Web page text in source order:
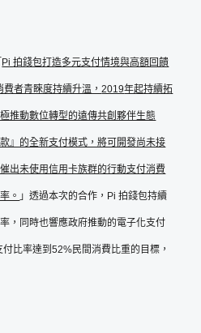
Pi拍錢包打造多元支付情境與高額回饋
費者青睞度持續升溫，2019年起持續拓
推動數位轉型的遠傳共創夥伴生態
』的全新支付模式，將可開發尚未接
出未使用信用卡族群的行動支付消費
。 」透過本次的合作，Pi 拍錢包持續
，同時也響應政府推動的電子化支付
比率達到52%民間消費比重的目標，